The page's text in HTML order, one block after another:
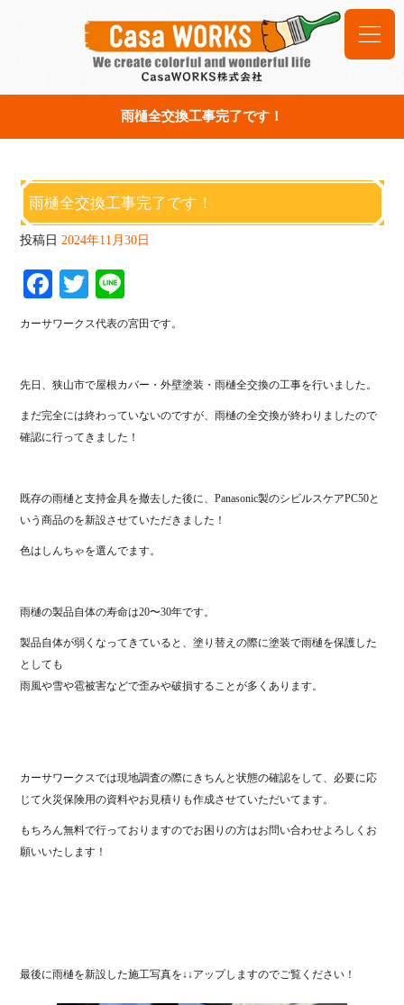
雨樋全交換工事完了です！
雨樋全交換工事完了です！
投稿日 2024年11月30日
Fa
ce
T
wi ne
カーサワークス代表の宮田です。
先日、狭山市で屋根カバー・外壁塗装・雨樋全交換の工事を行いました。
まだ完全には終わっていないのですが、雨樋の全交換が終わりましたので
確認に行ってきました！
既存の雨樋と支持金具を撤去した後に、Panasonic製のシビルスケアPC50と
いう商品のを新設させていただきました！
色はしんちゃを選んでます。
雨樋の製品自体の寿命は20〜30年です。
製品自体が弱くなってきていると、塗り替えの際に塗装で雨樋を保護した
としても
雨風や雪や雹被害などで歪みや破損することが多くあります。
カーサワークスでは現地調査の際にきちんと状態の確認をして、必要に応
じて火災保険用の資料やお見積りも作成させていただいてます。
もちろん無料で行っておりますのでお困りの方はお問い合わせよろしくお
願いいたします！
最後に雨樋を新設した施工写真を↓↓アップしますのでご覧ください！